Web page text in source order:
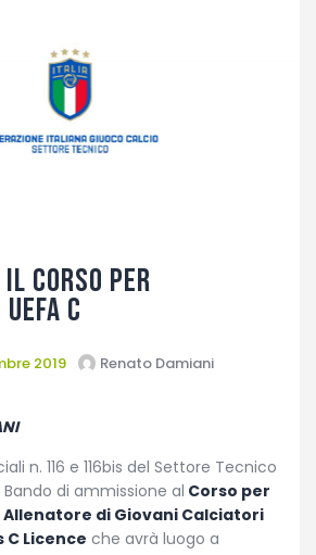
il corso per
C
2019 Renato Damiani
n. 116 e 116bis del Settore Tecnico
Bando di ammissione al Corso per
Allenatore di Giovani Calciatori
C Licence che avrà luogo a